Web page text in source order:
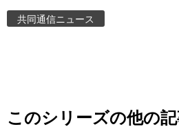
お知らせ
共同通信ニュース
このシリーズの他の